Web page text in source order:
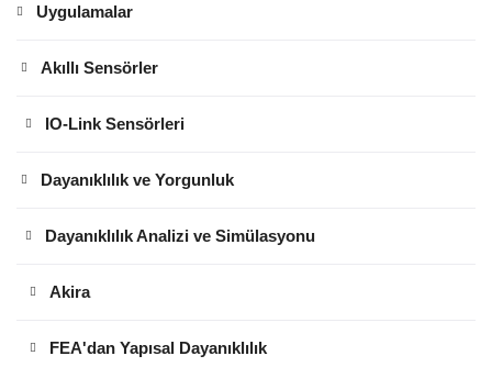
Uygulamalar
Akıllı Sensörler
IO-Link Sensörleri
Dayanıklılık ve Yorgunluk
Dayanıklılık Analizi ve Simülasyonu
Akira
FEA'dan Yapısal Dayanıklılık